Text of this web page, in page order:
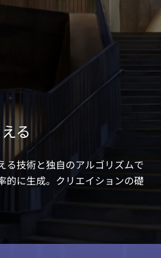
る
る技術と独自のアルゴリズムで
的に生成。クリエイションの礎